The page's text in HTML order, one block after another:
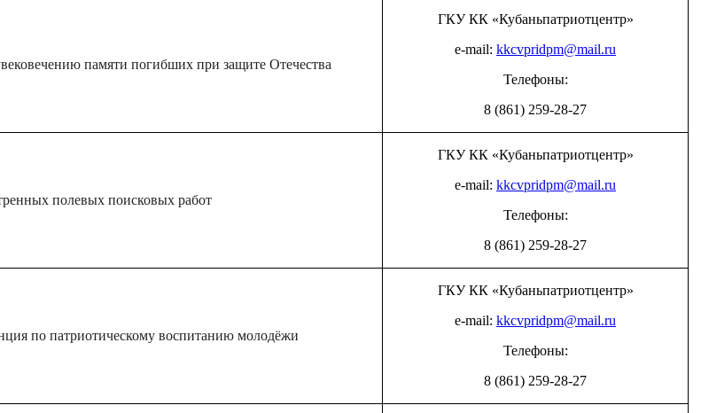
памяти погибших при защите Отечества
ГКУ КК «Кубаньпатриотцентр»
e-mail: kkcvpridpm@mail.ru
Телефоны:
8 (861) 259-28-27
полевых поисковых работ
ГКУ КК «Кубаньпатриотцентр»
e-mail: kkcvpridpm@mail.ru
Телефоны:
8 (861) 259-28-27
по патриотическому воспитанию молодёжи
ГКУ КК «Кубаньпатриотцентр»
e-mail: kkcvpridpm@mail.ru
Телефоны:
8 (861) 259-28-27